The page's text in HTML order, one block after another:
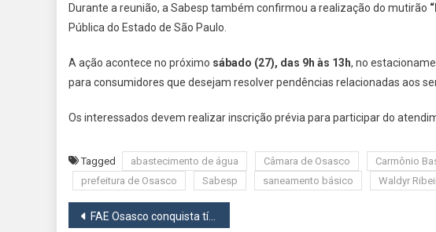
Durante a reunião, a Sabesp também confirmou a realização do mutirão
Pública do Estado de São Paulo.
A ação acontece no próximo sábado (27), das 9h às 13h, no
para consumidores que desejam resolver pendências relacionadas aos
Os interessados devem realizar inscrição prévia para participar do
Tagged abastecimento de água Câmara de Osasco Carmônio
prefeitura de Osasco
Sabesp saneamento básico Waldyr
Navegação
FAE Osasco conquista títulos e brilha na Copa São Paulo de Ginástica Rítmica em Atibaia